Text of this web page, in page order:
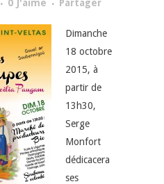
0 J'aime Partager
Dimanche
18 octobre
2015, à
partir de
13h30,
Serge
Monfort
dédicacera
ses